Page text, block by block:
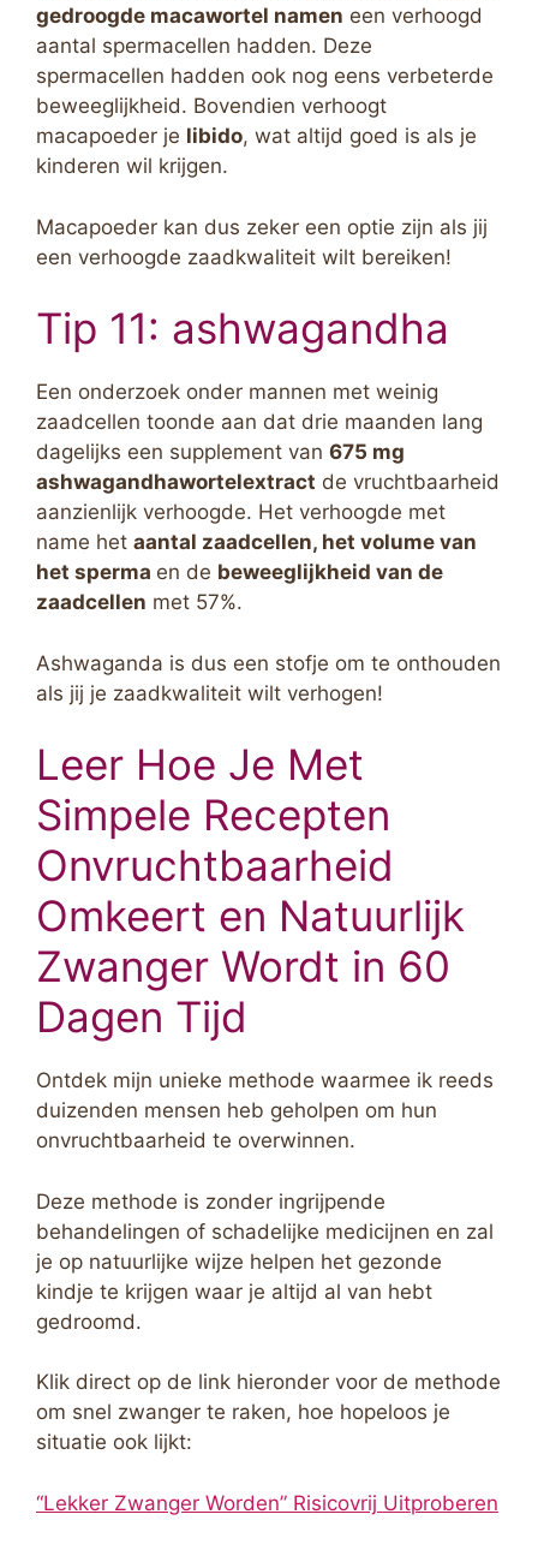
gedroogde macawortel namen een verhoogd
aantal spermacellen hadden. Deze
spermacellen hadden ook nog eens verbeterde
beweeglijkheid. Bovendien verhoogt
macapoeder je libido, wat altijd goed is als je
kinderen wil krijgen.
Macapoeder kan dus zeker een optie zijn als jij
een verhoogde zaadkwaliteit wilt bereiken!
Tip 11: ashwagandha
Een onderzoek onder mannen met weinig
zaadcellen toonde aan dat drie maanden lang
dagelijks een supplement van 675 mg
ashwagandhawortelextract de vruchtbaarheid
aanzienlijk verhoogde. Het verhoogde met
name het aantal zaadcellen, het volume van
het sperma en de beweeglijkheid van de
zaadcellen met 57%.
Ashwaganda is dus een stofje om te onthouden
als jij je zaadkwaliteit wilt verhogen!
Leer Hoe Je Met
Simpele Recepten
Onvruchtbaarheid
Omkeert en Natuurlijk
Zwanger Wordt in 60
Dagen Tijd
Ontdek mijn unieke methode waarmee ik reeds
duizenden mensen heb geholpen om hun
onvruchtbaarheid te overwinnen.
Deze methode is zonder ingrijpende
behandelingen of schadelijke medicijnen en zal
je op natuurlijke wijze helpen het gezonde
kindje te krijgen waar je altijd al van hebt
gedroomd.
Klik direct op de link hieronder voor de methode
om snel zwanger te raken, hoe hopeloos je
situatie ook lijkt:
“Lekker Zwanger Worden” Risicovrij Uitproberen